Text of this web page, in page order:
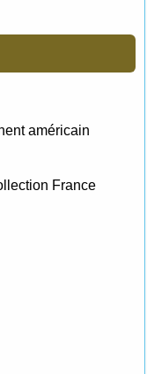
américain
France